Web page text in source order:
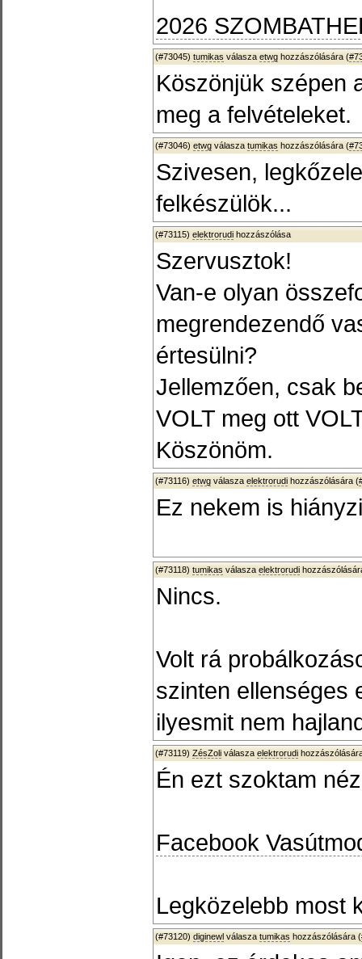
2026
(#73045) tumikas válasza etwg hozzászólására (
Köszönjük szépen
meg a felvételeket.
(#73046) etwg válasza tumikas hozzászólására (
Szivesen,
felkészülök...
(#73115) elektrorudi hozzászólása
Szervusztok!
Van-e olyan
megrendezendő
értesülni?
Jellemzően, csak
VOLT meg ott
Köszönöm.
(#73116) etwg válasza elektrorudi hozzászólására (
Ez nekem is
(#73118) tumikas válasza elektrorudi
Nincs.
Volt rá
szinten ellenséges
ilyesmit nem
(#73119) ZésZoli válasza elektrorudi
Én ezt szoktam
Facebook
Legközelebb most
(#73120) diginewl válasza tumikas hozzászólására (